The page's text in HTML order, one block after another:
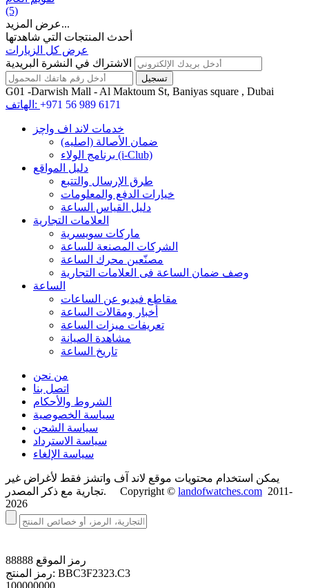
(5)
عرض المزيد...
أحدث المنتجات التي شاهدتها
عرض كل الزيارات
الاشتراك في النشرة البريدية
G01 -Darwish Mall - Al Maktoum St, Baniyas square , Dubai
الهاتف: +971 56 989 6171
خدمات لاند اف واچز
ضمان الأصالة (اصلیه)
برنامج الولاء (i-Club)
دليل المواقع
طرق الإرسال والتتبع
خيارات الدفع والمعلومات
دليل القياس الساعة
العلامات التجارية
ماركات سويسرية
الشركات المصنعة للساعة
مصنّعين محرك الساعة
وصف ضمان الساعة فی العلامات التجارية
الساعة
مقاطع فيديو عن الساعات
أخبار ومقالات الساعة
تعريفات ميزات الساعة
مشاهدة الصيانة
تاريخ الساعة
من نحن
اتصل بنا
الشروط والأحكام
سياسة الخصوصية
سياسة الشحن
سياسة الاسترداد
سياسة الإلغاء
يمكن استخدام محتويات موقع لاند آف واتشز فقط لأغراض غير
تجارية مع ذكر المصدر. Copyright © landofwatches.com 2011-
2026
رمز الموقع 88888
رمز المنتج: BBC3F2323.C3
100000000